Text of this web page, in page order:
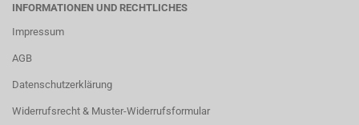
INFORMATIONEN UND RECHTLICHES
Impressum
AGB
Datenschutzerklärung
Widerrufsrecht & Muster-Widerrufsformular